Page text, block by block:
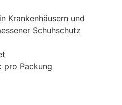
Krankenhäusern und
Schuhschutz
pro Packung